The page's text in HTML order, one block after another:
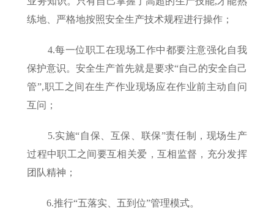
练地、严格地按照安全生产技术规程进行操作；
4.每一位职工在现场工作中都要注意强化自我
保护意识。安全生产首先就是要求“自己的安全自己
管”,职工之间在生产作业现场应在作业前主动自问
互问；
5.实施“自保、互保、联保”责任制，现场生产
过程中职工之间要互相关爱，互相监督，充分发挥
团队精神；
6.推行“五落实、五到位”管理模式。